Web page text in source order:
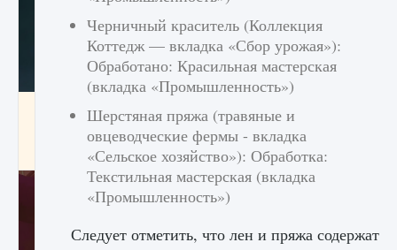
Как проверить статус сервера Delta Force
Hawk Ops
9 августа 2024 1 286 0 0
Черничный краситель (Коллекция
Коттедж — вкладка «Сбор урожая»):
Обработано: Красильная мастерская
(вкладка «Промышленность»)
Шерстяная пряжа (травяные и
овцеводческие фермы - вкладка
«Сельское хозяйство»): Обработка:
Текстильная мастерская (вкладка
«Промышленность»)
Следует отметить, что лен и пряжа содержат